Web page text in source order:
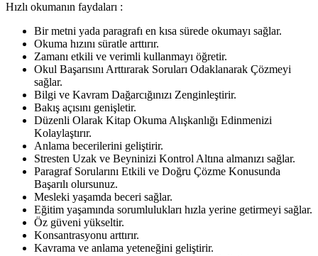
Hızlı okumanın faydaları :
Bir metni yada paragrafı en kısa sürede okumayı sağlar.
Okuma hızını süratle arttırır.
Zamanı etkili ve verimli kullanmayı öğretir.
Okul Başarısını Arttırarak Soruları Odaklanarak Çözmeyi
sağlar.
Bilgi ve Kavram Dağarcığınızı Zenginleştirir.
Bakış açısını genişletir.
Düzenli Olarak Kitap Okuma Alışkanlığı Edinmenizi
Kolaylaştırır.
Anlama becerilerini geliştirir.
Stresten Uzak ve Beyninizi Kontrol Altına almanızı sağlar.
Paragraf Sorularını Etkili ve Doğru Çözme Konusunda
Başarılı olursunuz.
Mesleki yaşamda beceri sağlar.
Eğitim yaşamında sorumlulukları hızla yerine getirmeyi sağlar.
Öz güveni yükseltir.
Konsantrasyonu arttırır.
Kavrama ve anlama yeteneğini geliştirir.